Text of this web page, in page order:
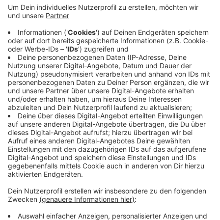
Jähriger mit dem Auto aus bislang ungeklärten
Gründen von der Fahrbahn abgekommen, dann erst
über die Gegenfahrbahn und eine Grünfläche gefahren
und schließlich gegen den Preismast einer Tankstelle
geprallt. Der Mann sei durch Rettungskräfte vor Ort
reanimiert und in ein Krankenhaus gebracht worden.
Wenige Stunden später sei er aber seinen
Verletzungen erlegen.
Anzeige
Anzeige